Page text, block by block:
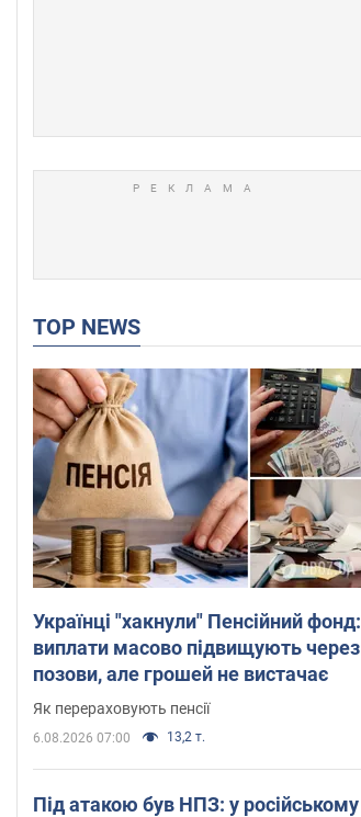
TOP NEWS
Українці "хакнули" Пенсійний фонд:
виплати масово підвищують через
позови, але грошей не вистачає
Як перераховують пенсії
6.08.2026 07:00 13,2 т.
Під атакою був НПЗ: у російському